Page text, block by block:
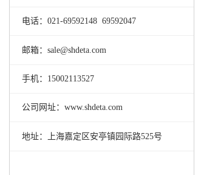
电话：021-69592148 69592047
邮箱：sale@shdeta.com
手机：15002113527
公司网址：www.shdeta.com
地址：上海嘉定区安亭镇园际路525号